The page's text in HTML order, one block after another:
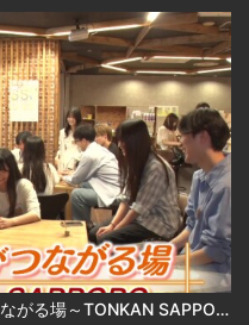
札幌ふるさと再発見 建築学生がつながる場～TONKAN SAPPORO～2026年8月1日放送